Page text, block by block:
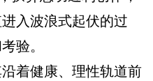
入波浪式起伏的过
验。
着健康、理性轨道前